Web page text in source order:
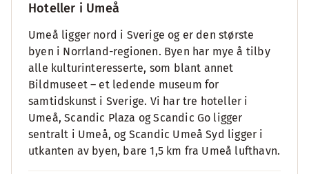
Hoteller i Umeå
Umeå ligger nord i Sverige og er den største
byen i Norrland-regionen. Byen har mye å tilby
alle kulturinteresserte, som blant annet
Bildmuseet – et ledende museum for
samtidskunst i Sverige. Vi har tre hoteller i
Umeå, Scandic Plaza og Scandic Go ligger
sentralt i Umeå, og Scandic Umeå Syd ligger i
utkanten av byen, bare 1,5 km fra Umeå lufthavn.